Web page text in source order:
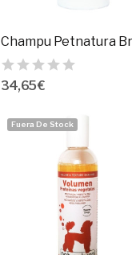
34,65 €
Fuera De Stock